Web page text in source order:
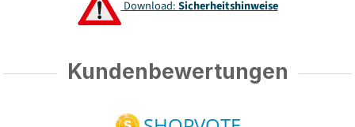
Download:Sicherheitshinweise
Kundenbewertungen